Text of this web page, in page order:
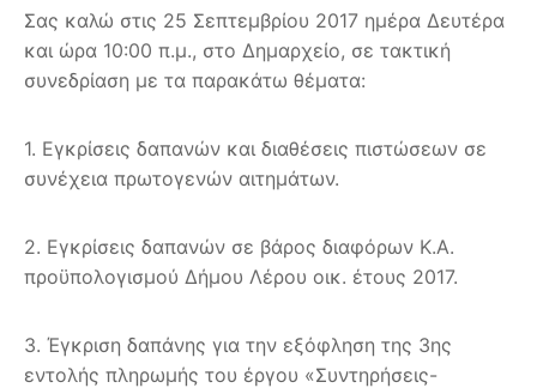
Σας καλώ στις 25 Σεπτεμβρίου 2017 ημέρα Δευτέρα
και ώρα 10:00 π.μ., στο Δημαρχείο, σε τακτική
συνεδρίαση με τα παρακάτω θέματα:
1. Εγκρίσεις δαπανών και διαθέσεις πιστώσεων σε
συνέχεια πρωτογενών αιτημάτων.
2. Εγκρίσεις δαπανών σε βάρος διαφόρων Κ.Α.
προϋπολογισμού Δήμου Λέρου οικ. έτους 2017.
3. Έγκριση δαπάνης για την εξόφληση της 3ης
εντολής πληρωμής του έργου «Συντηρήσεις-